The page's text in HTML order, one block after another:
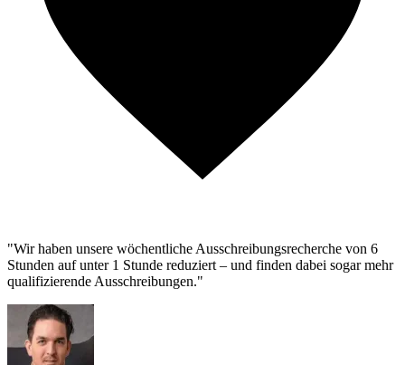
"Wir haben unsere wöchentliche Ausschreibungsrecherche von 6
Stunden auf unter 1 Stunde reduziert – und finden dabei sogar mehr
qualifizierende Ausschreibungen."